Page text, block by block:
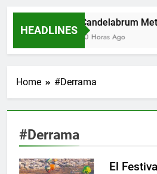
HEADLINES
Candelabrum
10 Horas Ago
Home #Derrama
#Derrama
El